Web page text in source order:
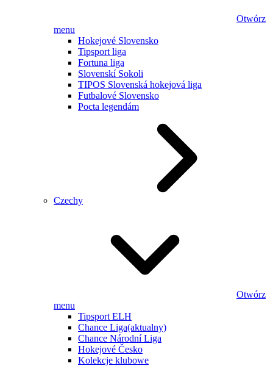
Otwórz
menu
Hokejové Slovensko
Tipsport liga
Fortuna liga
Slovenskí Sokoli
TIPOS Slovenská hokejová liga
Futbalové Slovensko
Pocta legendám
Czechy
Otwórz
menu
Tipsport ELH
Chance Liga(aktualny)
Chance Národní Liga
Hokejové Česko
Kolekcje klubowe